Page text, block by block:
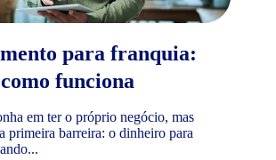
para franquia:
como funciona
em ter o próprio negócio, mas
primeira barreira: o dinheiro para